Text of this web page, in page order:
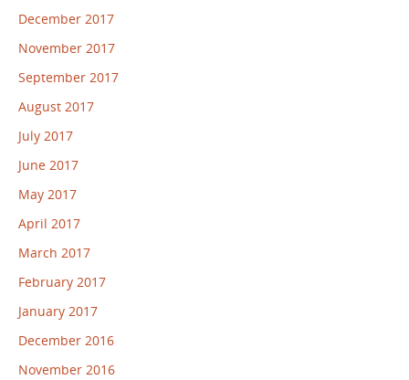
December 2017
November 2017
September 2017
August 2017
July 2017
June 2017
May 2017
April 2017
March 2017
February 2017
January 2017
December 2016
November 2016